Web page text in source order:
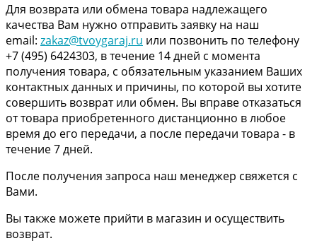
Для возврата или обмена товара надлежащего
качества Вам нужно отправить заявку на наш
email: zakaz@tvoygaraj.ru или позвонить по телефону
+7 (495) 6424303, в течение 14 дней с момента
получения товара, с обязательным указанием Ваших
контактных данных и причины, по которой вы хотите
совершить возврат или обмен. Вы вправе отказаться
от товара приобретенного дистанционно в любое
время до его передачи, а после передачи товара - в
течение 7 дней.
После получения запроса наш менеджер свяжется с
Вами.
Вы также можете прийти в магазин и осуществить
возврат.